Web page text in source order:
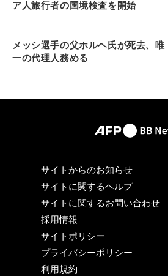
ア人旅行者の国境検査を開始
メッシ選手の父ホルヘ氏が死去、唯
一の代理人務める
サイトからのお知らせ
サイトに関するヘルプ
サイトに関するお問い合わせ
採用情報
サイトポリシー
プライバシーポリシー
利用規約